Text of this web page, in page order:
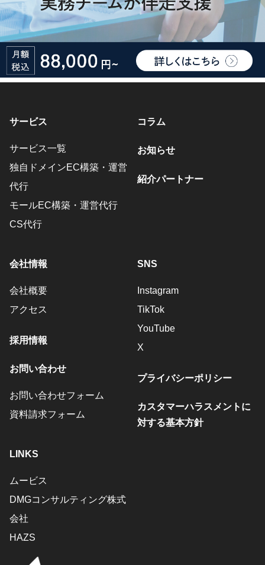
サービス
サービス一覧
独自ドメインEC構築・運営
代行
モールEC構築・運営代行
CS代行
コラム
お知らせ
紹介パートナー
会社情報
会社概要
アクセス
採用情報
お問い合わせ
お問い合わせフォーム
資料請求フォーム
SNS
Instagram
TikTok
YouTube
X
プライバシーポリシー
カスタマーハラスメントに
対する基本方針
LINKS
ムービス
DMGコンサルティング株式
会社
HAZS